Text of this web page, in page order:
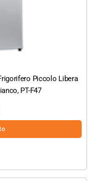
Piccolo Libera
PT-F47